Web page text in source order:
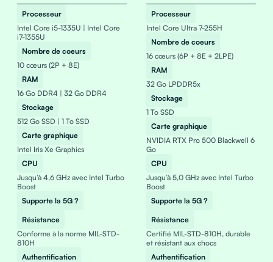
Processeur
Intel Core i5-1335U | Intel Core
i7-1355U
Nombre de coeurs
10 cœurs (2P + 8E)
RAM
16 Go DDR4 | 32 Go DDR4
Stockage
512 Go SSD | 1 To SSD
Carte graphique
Intel Iris Xe Graphics
CPU
Jusqu’à 4,6 GHz avec Intel Turbo
Boost
Supporte la 5G ?
Résistance
Conforme à la norme MIL-STD-
810H
Authentification
Processeur
Intel Core Ultra 7-255H
Nombre de coeurs
16 cœurs (6P + 8E + 2LPE)
RAM
32 Go LPDDR5x
Stockage
1 To SSD
Carte graphique
NVIDIA RTX Pro 500 Blackwell 6
Go
CPU
Jusqu’à 5,0 GHz avec Intel Turbo
Boost
Supporte la 5G ?
Résistance
Certifié MIL-STD-810H, durable
et résistant aux chocs
Authentification